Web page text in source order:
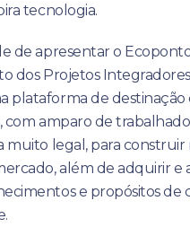
tecnologia.
de apresentar o
dos Projetos
plataforma de destinação
com amparo de
muito legal, para
além de adquirir e
e propósitos de